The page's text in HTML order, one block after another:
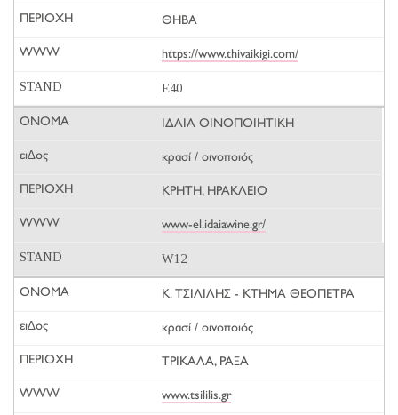
ΘΗΒΑ
https://www.thivaikigi.com/
E40
ΙΔΑΙΑ ΟΙΝΟΠΟΙΗΤΙΚΗ
κρασί / οινοποιός
ΚΡΗΤΗ, ΗΡΑΚΛΕΙΟ
www-el.idaiawine.gr/
W12
Κ. ΤΣΙΛΙΛΗΣ - ΚΤΗΜΑ ΘΕΟΠΕΤΡΑ
κρασί / οινοποιός
ΤΡΙΚΑΛΑ, ΡΑΞΑ
www.tsililis.gr